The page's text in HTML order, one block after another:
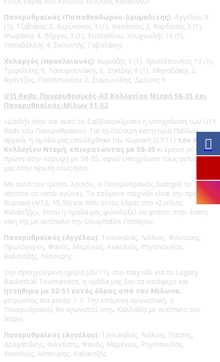
Πανερυθραϊκός (Παπαθεοδώρου-Δρυμαλίτης): Αγγέλου 9
(1), Τζαβάρας 2, Βερύκοκος 3 (1), Καπάτσος 3, Καρδάσης 3 (1),
Ψωφάκης 4, Βέργος 3 (1), Ευσταθίου, Χουχουλής 19 (5),
Παπαδέλλης 4, Σκουντής, Γαβαλάκης
Χολαργός (Ηρακλειανός): Κυριαζής 3 (1), Χριστόπουλος 13 (1),
Τριφύλλης 9, Τσουρουνάκης 6, Ζηκίδης 8 (1), Μηναδάκης 2,
Φρέντζος, Παπαντωνίου 2, Συμεωνίδης, Δρόσος 9
U15 Reds: Πανερυθραϊκός-ΑΣ Κολλεγίου Ντερή 58-35 και
Πανερυθραϊκός-Μίλων 51-52
«Διπλή» ήταν και αυτό το Σαββατοκύριακο η υποχρέωση των U15
Reds του Πανερυθραϊκού. Για τη δεύτερη κατηγορία Παίδων,
αρχικά, η ομάδα μας υποδέχθηκε την Κυριακή (27/11) τον ΑΣ
Κολλεγίου Ντερή, επικρατώντας με 58-35 κι έμεινε μόνη
πρώτη στην κορυφή με 58-35, αφού υποχρέωσε τους αντιπάλους
μας στην πρώτη τους ήττα.
Με αυτό τον τρόπο, λοιπόν, ο Πανερυθραϊκός διατηρεί το
αήττητο σε οκτώ αγώνες. Το επόμενο παιχνίδι είναι την προσεχή
Κυριακή (4/12, 15:30) και πάλι εντός έδρας στο «Στέλιος
Καλαϊτζής», όπου η ομάδα μας φιλοδοξεί να φτάσει στην ένατη
νίκη της με αντίπαλο την Ολυμπιάδα Παπάγου.
Πανερυθραϊκός (Αγγέλου): Τσουκαλάς, Λιόλιος, Φιλντίσης,
Πρωτόγερος, Φανός, Μεμένιος, Κοκολιός, Ρηγόπουλος,
Καλαντζής, Λέπουρης
Την προηγούμενη ημέρα (26/11), στο παιχνίδι για το Lagacy
Basketball Tournament, η ομάδα μας δεν τα κατάφερε και
ηττήθηκε με 52-51 εντός έδρας από τον Μίλωνα,
μετρώντας πια ρεκόρ 1-3. Την επόμενη αγωνιστική, ο
Πανερυθραϊκός θα αγωνιστεί στην Καλλιθέα με αντίπαλο τον
Ίκαρο.
Πανερυθραϊκός (Αγγέλου): Τσουκαλάς, Λιόλιος, Πατσής,
Δραγατζίκης, Φιλντίσης, Φανός, Μεμένιος, Ρηγόπουλος,
Κοκολιός, Λέπουρης, Καλαντζής